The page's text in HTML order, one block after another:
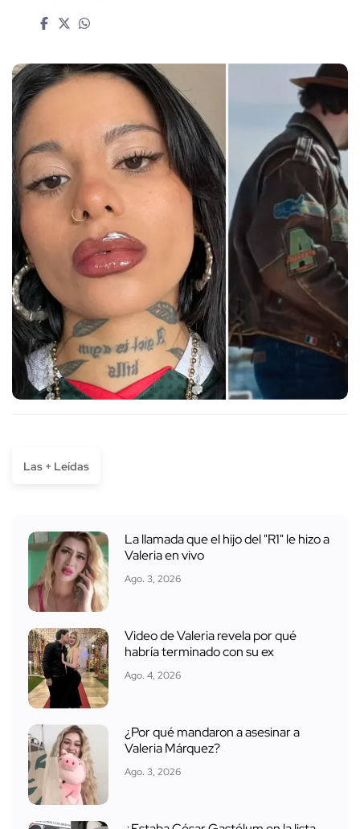
Las + Leídas
La llamada que el hijo del "R1" le hizo a
Valeria en vivo
Ago. 3, 2026
Video de Valeria revela por qué
habría terminado con su ex
Ago. 4, 2026
¿Por qué mandaron a asesinar a
Valeria Márquez?
Ago. 3, 2026